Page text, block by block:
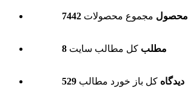
7442 محصول مجموع محصولات
8 مطلب کل مطالب سایت
529 دیدگاه کل باز خورد مطالب